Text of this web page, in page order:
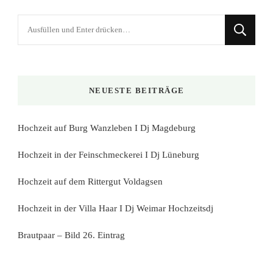
NEUESTE BEITRÄGE
Hochzeit auf Burg Wanzleben I Dj Magdeburg
Hochzeit in der Feinschmeckerei I Dj Lüneburg
Hochzeit auf dem Rittergut Voldagsen
Hochzeit in der Villa Haar I Dj Weimar Hochzeitsdj
Brautpaar – Bild 26. Eintrag